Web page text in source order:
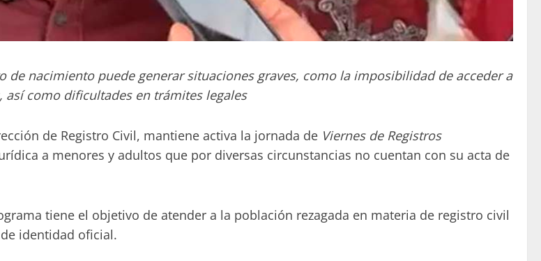
nacimiento puede generar situaciones graves, como la imposibilidad de acceder a
así como dificultades en trámites legales
de Registro Civil, mantiene activa la jornada de Viernes de Registros
a menores y adultos que por diversas circunstancias no cuentan con su acta de
tiene el objetivo de atender a la población rezagada en materia de registro civil
identidad oficial.